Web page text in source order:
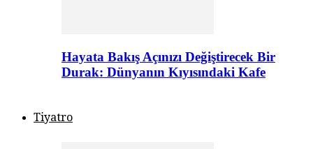
Hayata Bakış Açınızı Değiştirecek Bir
Durak: Dünyanın Kıyısındaki Kafe
Tiyatro